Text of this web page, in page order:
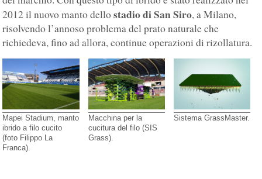
2012 il nuovo manto dellostadio di San Siro, a Milano,
risolvendo l’annoso problema del prato naturale che
richiedeva, fino ad allora, continue operazioni di rizollatura.
Mapei Stadium, manto
ibrido a filo cucito
(foto Filippo La
Franca).
Macchina per la
cucitura del filo (SIS
Grass).
Sistema GrassMaster.